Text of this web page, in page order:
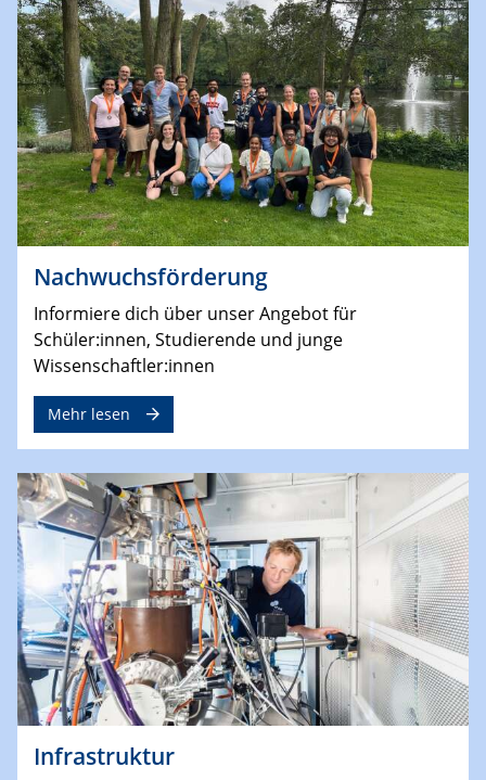
Nachwuchsförderung
Informiere dich über unser Angebot für
Schüler:innen, Studierende und junge
Wissenschaftler:innen
Mehr lesen
Infrastruktur